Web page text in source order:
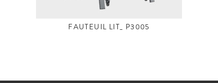
FAUTEUIL LIT_ P3005